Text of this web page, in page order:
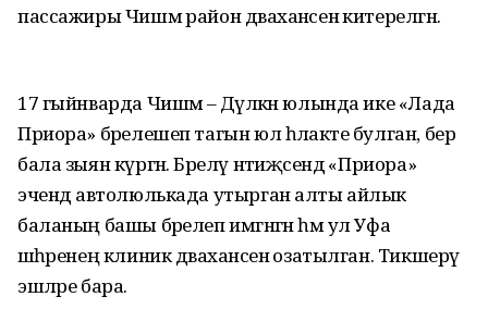
пассажиры Чишмә район дәваханәсенә китерелгән.
17 гыйнварда Чишмә – Дәүләкән юлында ике «Лада
Приора» бәрелешеп тагын юл һәлакәте булган, бер
бала зыян күргән. Бәрелү нәтиҗәсендә «Приора»
эчендә автолюлькада утырган алты айлык
баланың башы бәрелеп имгәнгән һәм ул Уфа
шәһәренең клиник дәваханәсенә озатылган. Тикшерү
эшләре бара.